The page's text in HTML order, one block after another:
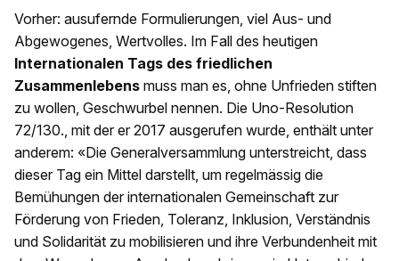
Vorher: ausufernde Formulierungen, viel Aus- und
Abgewogenes, Wertvolles. Im Fall des heutigen
Internationalen Tags des friedlichen
Zusammenlebens muss man es, ohne Unfrieden stiften
zu wollen, Geschwurbel nennen. Die Uno-Resolution
72/130., mit der er 2017 ausgerufen wurde, enthält unter
anderem: «Die Generalversammlung unterstreicht, dass
dieser Tag ein Mittel darstellt, um regelmässig die
Bemühungen der internationalen Gemeinschaft zur
Förderung von Frieden, Toleranz, Inklusion, Verständnis
und Solidarität zu mobilisieren und ihre Verbundenheit mit